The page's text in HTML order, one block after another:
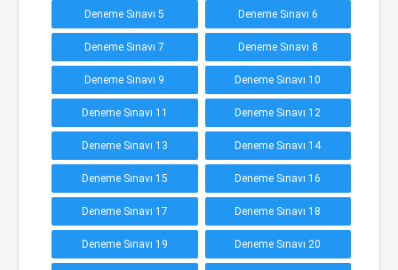
Deneme Sınavı 5 Deneme Sınavı 6
Deneme Sınavı 7 Deneme Sınavı 8
Deneme Sınavı 9 Deneme Sınavı 10
Deneme Sınavı 11 Deneme Sınavı 12
Deneme Sınavı 13 Deneme Sınavı 14
Deneme Sınavı 15 Deneme Sınavı 16
Deneme Sınavı 17 Deneme Sınavı 18
Deneme Sınavı 19 Deneme Sınavı 20